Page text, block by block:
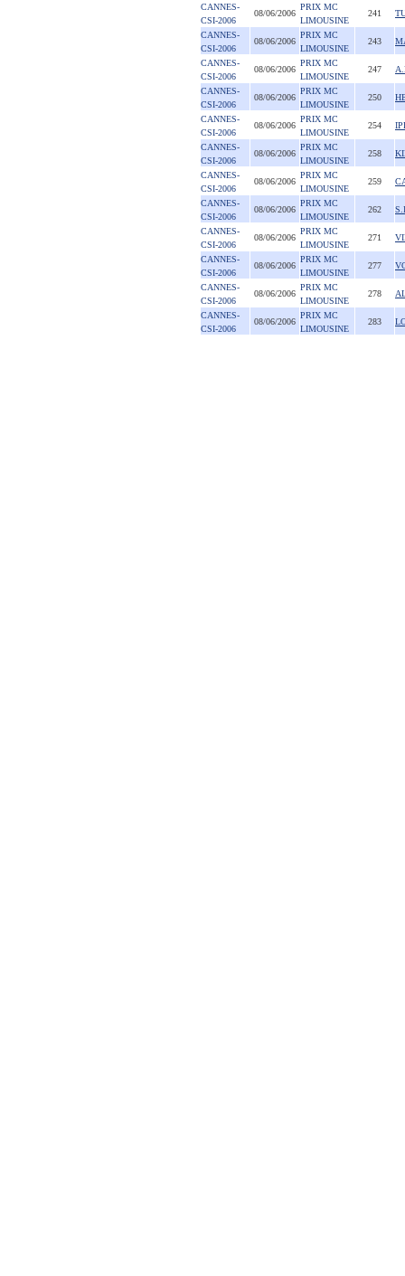
CANNES-
CSI-2006
08/06/2006
PRIX MC
LIMOUSINE
241
CANNES-
CSI-2006
08/06/2006
PRIX MC
LIMOUSINE
243
CANNES-
CSI-2006
08/06/2006
PRIX MC
LIMOUSINE
247
CANNES-
CSI-2006
08/06/2006
PRIX MC
LIMOUSINE
250
CANNES-
CSI-2006
08/06/2006
PRIX MC
LIMOUSINE
254
CANNES-
CSI-2006
08/06/2006
PRIX MC
LIMOUSINE
258
CANNES-
CSI-2006
08/06/2006
PRIX MC
LIMOUSINE
259
CANNES-
CSI-2006
08/06/2006
PRIX MC
LIMOUSINE
262
CANNES-
CSI-2006
08/06/2006
PRIX MC
LIMOUSINE
271
CANNES-
CSI-2006
08/06/2006
PRIX MC
LIMOUSINE
277
CANNES-
CSI-2006
08/06/2006
PRIX MC
LIMOUSINE
278
CANNES-
CSI-2006
08/06/2006
PRIX MC
LIMOUSINE
283